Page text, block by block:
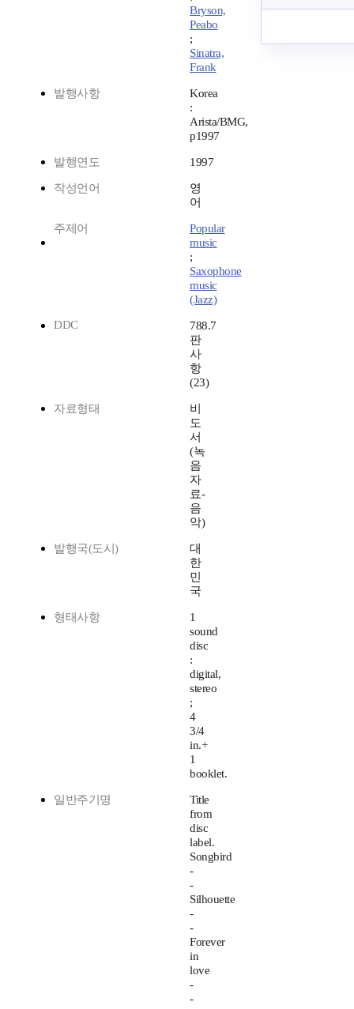
Bryson,
Peabo
;
Sinatra,
Frank
발행사항
Korea
:
Arista/BMG,
p1997
발행연도 1997
작성언어
영
어
주제어
Popular
music
;
Saxophone
music
(Jazz)
DDC
788.7
판
사
항
(23)
자료형태
비
도
서
(녹
음
자
료-
음
악)
발행국(도시)
대
한
민
국
형태사항
1
sound
disc
:
digital,
stereo
;
4
3/4
in.+
1
booklet.
일반주기명
Title
from
disc
label.
Songbird
-
-
Silhouette
-
-
Forever
in
love
-
-